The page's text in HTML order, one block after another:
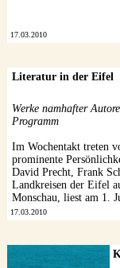
17.03.2010
Literatur in der Eifel
Werke namhafter
Programm
Im Wochentakt treten
prominente
David Precht, Frank
Landkreisen der Eifel
Monschau, liest am 1.
17.03.2010